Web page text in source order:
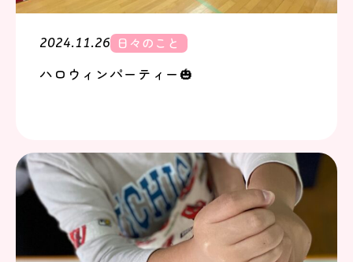
2024.11.26 日々のこと
ハロウィンパーティー🎃